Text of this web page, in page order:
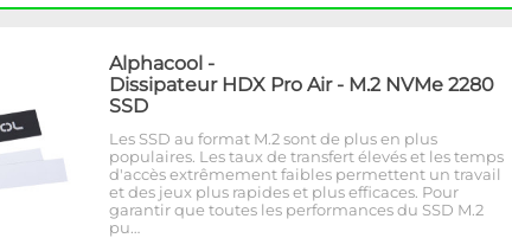
Alphacool -
Dissipateur HDX Pro Air - M.2 NVMe 2280
SSD
Les SSD au format M.2 sont de plus en plus
populaires. Les taux de transfert élevés et les temps
d'accès extrêmement faibles permettent un travail
et des jeux plus rapides et plus efficaces. Pour
garantir que toutes les performances du SSD M.2
pu…